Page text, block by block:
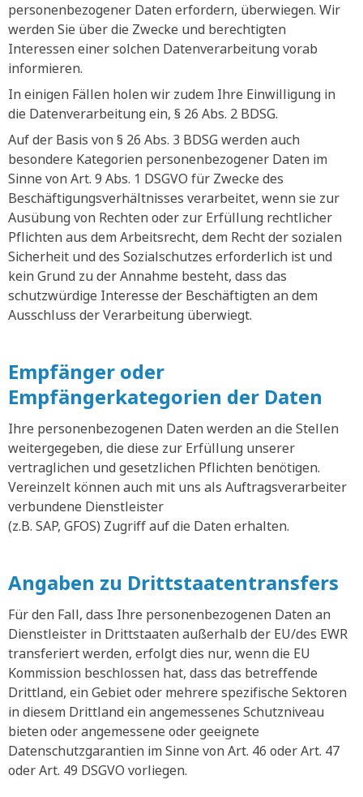
personenbezogener Daten erfordern, überwiegen. Wir
werden Sie über die Zwecke und berechtigten
Interessen einer solchen Datenverarbeitung vorab
informieren.
In einigen Fällen holen wir zudem Ihre Einwilligung in
die Datenverarbeitung ein, § 26 Abs. 2 BDSG.
Auf der Basis von § 26 Abs. 3 BDSG werden auch
besondere Kategorien personenbezogener Daten im
Sinne von Art. 9 Abs. 1 DSGVO für Zwecke des
Beschäftigungsverhältnisses verarbeitet, wenn sie zur
Ausübung von Rechten oder zur Erfüllung rechtlicher
Pflichten aus dem Arbeitsrecht, dem Recht der sozialen
Sicherheit und des Sozialschutzes erforderlich ist und
kein Grund zu der Annahme besteht, dass das
schutzwürdige Interesse der Beschäftigten an dem
Ausschluss der Verarbeitung überwiegt.
Empfänger oder
Empfängerkategorien der Daten
Ihre personenbezogenen Daten werden an die Stellen
weitergegeben, die diese zur Erfüllung unserer
vertraglichen und gesetzlichen Pflichten benötigen.
Vereinzelt können auch mit uns als Auftragsverarbeiter
verbundene Dienstleister
(z.B. SAP, GFOS) Zugriff auf die Daten erhalten.
Angaben zu Drittstaatentransfers
Für den Fall, dass Ihre personenbezogenen Daten an
Dienstleister in Drittstaaten außerhalb der EU/des EWR
transferiert werden, erfolgt dies nur, wenn die EU
Kommission beschlossen hat, dass das betreffende
Drittland, ein Gebiet oder mehrere spezifische Sektoren
in diesem Drittland ein angemessenes Schutzniveau
bieten oder angemessene oder geeignete
Datenschutzgarantien im Sinne von Art. 46 oder Art. 47
oder Art. 49 DSGVO vorliegen.